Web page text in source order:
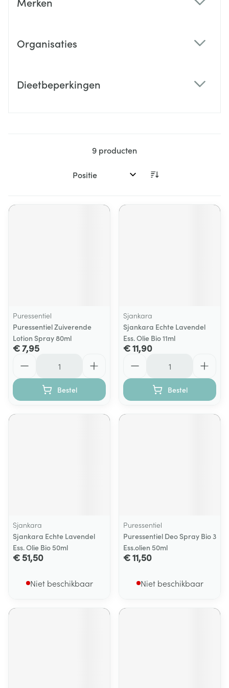
Organisaties
Dieetbeperkingen
9 producten
Sorteer op:
Puressentiel
Puressentiel Zuiverende
Lotion Spray 80ml
€ 7,95
Bestel
Sjankara
Sjankara Echte Lavendel
Ess. Olie Bio 11ml
€ 11,90
Bestel
Sjankara
Sjankara Echte Lavendel
Ess. Olie Bio 50ml
€ 51,50
Niet beschikbaar
Puressentiel
Puressentiel Deo Spray Bio 3
Ess.olien 50ml
€ 11,50
Niet beschikbaar